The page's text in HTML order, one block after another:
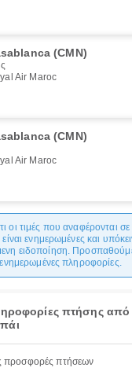
(CMN)
Air Maroc
(CMN)
Air Maroc
οι τιμές που αναφέρονται
ενημερωμένες και
ειδοποίηση.
ενημερωμένες πληροφορίες.
πτήσης από
προσφορές πτήσεων